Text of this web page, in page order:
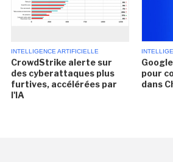
INTELLIGENCE ARTIFICIELLE
CrowdStrike alerte sur
des cyberattaques plus
furtives, accélérées par
l'IA
pour
dans